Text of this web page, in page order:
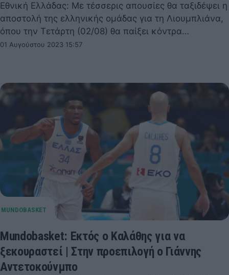
Εθνική Ελλάδας: Με τέσσερις απουσίες θα ταξιδέψει η
αποστολή της ελληνικής ομάδας για τη Λιουμπλιάνα,
όπου την Τετάρτη (02/08) θα παίξει κόντρα…
01 Αυγούστου 2023 15:57
Mundobasket: Εκτός ο Καλάθης για να
ξεκουραστεί | Στην προεπιλογή ο Γιάννης
Αντετοκούνμπο